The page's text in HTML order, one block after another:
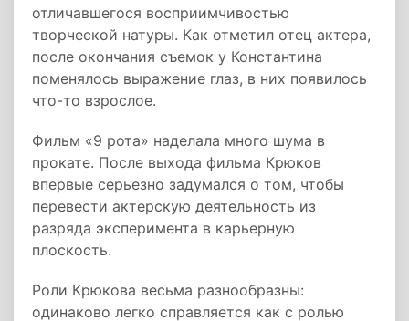
отличавшегося восприимчивостью
творческой натуры. Как отметил отец актера,
после окончания съемок у Константина
поменялось выражение глаз, в них появилось
что-то взрослое.
Фильм «9 рота» наделала много шума в
прокате. После выхода фильма Крюков
впервые серьезно задумался о том, чтобы
перевести актерскую деятельность из
разряда эксперимента в карьерную
плоскость.
Роли Крюкова весьма разнообразны:
одинаково легко справляется как с ролью